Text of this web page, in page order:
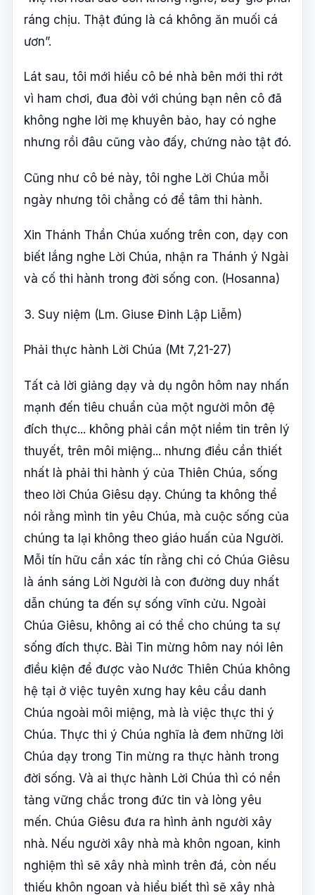
ráng chịu. Thật đúng là cá không ăn muối cá
ươn”.
Lát sau, tôi mới hiểu cô bé nhà bên mới thi rớt
vì ham chơi, đua đòi với chúng bạn nên cô đã
không nghe lời mẹ khuyên bảo, hay có nghe
nhưng rồi đâu cũng vào đấy, chứng nào tật đó.
Cũng như cô bé này, tôi nghe Lời Chúa mỗi
ngày nhưng tôi chẳng có để tâm thi hành.
Xin Thánh Thần Chúa xuống trên con, dạy con
biết lắng nghe Lời Chúa, nhận ra Thánh ý Ngài
và cố thi hành trong đời sống con. (Hosanna)
3. Suy niệm (Lm. Giuse Đinh Lập Liễm)
Phải thực hành Lời Chúa (Mt 7,21-27)
Tất cả lời giảng dạy và dụ ngôn hôm nay nhấn
mạnh đến tiêu chuẩn của một người môn đệ
đích thực... không phải cần một niềm tin trên lý
thuyết, trên môi miệng... nhưng điều cần thiết
nhất là phải thi hành ý của Thiên Chúa, sống
theo lời Chúa Giêsu dạy. Chúng ta không thể
nói rằng mình tin yêu Chúa, mà cuộc sống của
chúng ta lại không theo giáo huấn của Người.
Mỗi tín hữu cần xác tín rằng chỉ có Chúa Giêsu
là ánh sáng Lời Người là con đường duy nhất
dẫn chúng ta đến sự sống vĩnh cửu. Ngoài
Chúa Giêsu, không ai có thể cho chúng ta sự
sống đích thực. Bài Tin mừng hôm nay nói lên
điều kiện để được vào Nước Thiên Chúa không
hệ tại ở việc tuyên xưng hay kêu cầu danh
Chúa ngoài môi miệng, mà là việc thực thi ý
Chúa. Thực thi ý Chúa nghĩa là đem những lời
Chúa dạy trong Tin mừng ra thực hành trong
đời sống. Và ai thực hành Lời Chúa thì có nền
tảng vững chắc trong đức tin và lòng yêu
mến. Chúa Giêsu đưa ra hình ảnh người xây
nhà. Nếu người xây nhà mà khôn ngoan, kinh
nghiệm thì sẽ xây nhà mình trên đá, còn nếu
thiếu khôn ngoan và hiểu biết thì sẽ xây nhà